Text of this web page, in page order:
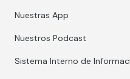
Nuestras App
Nuestros Podcast
Sistema Interno de